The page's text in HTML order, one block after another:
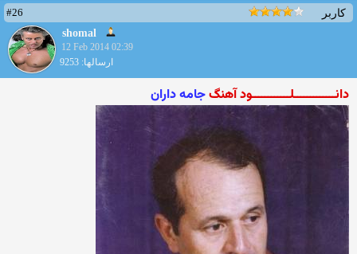
کاربر
#26
shomal
12 Feb 2014 02:39
ارسالها: 9253
دانـــــــــــــلــــــــــــود آهنگجامه داران